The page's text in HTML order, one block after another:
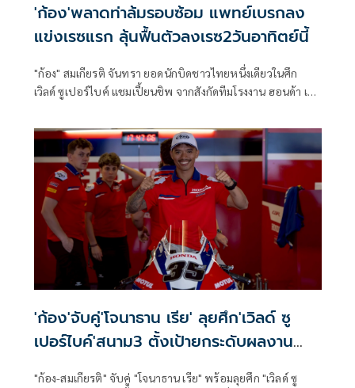
'ก้อง'พลาดท่าล้มรอบซ้อม แพทย์เบรกลง
แข่งเรซแรก ลุ้นฟื้นตัวลงเรซ2วันอาทิตย์นี้
"ก้อง" สมเกียรติ จันทรา ยอดนักบิดชาวไทยหนึ่งเดียวในศึก
เวิลด์ ซูเปอร์ไบค์ แชมเปี้ยนชิพ จากสังกัดทีมโรงงาน ฮอนด้า เอ
มีมติให้ถอนตัวจากการแข่งขันเรซแรกในวันเสาร์ เพื่อรักษา
อาการบาดเจ็บ เตรียมลุ้นคัมแบ็กในวันอาทิตย์นี้ที่ ทีที เซอร์กิต
แอสเซ่น ประเทศเนเธอร์แลนด์
'ก้อง'จับคู่'โจนาธาน เรีย' ลุยศึก'เวิลด์ ซู
เปอร์ไบค์'สนาม3 ตั้งเป้ายกระดับผลงาน
"ก้อง-สมเกียรติ" จับคู่ "โจนาธาน เรีย" พร้อมลุยศึก "เวิลด์ ซู